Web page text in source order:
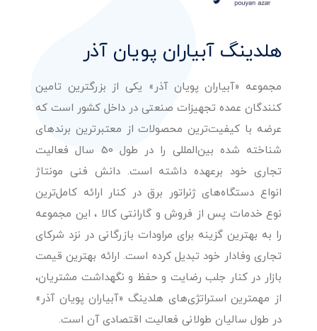
هلدینگ آبیاران پویان آذر
مجموعه «آبیاران پویان آذر» یکی از بزرگترین تامین
کنندگان عمده تجهیزات صنعتی در داخل کشور است که
عرضه با کیفیت‌ترین محصولات از معتبرترین برندهای
شناخته شده بین‌المللی را در طول 50 سال فعالیت
تجاری خود برعهده داشته است. دانش فنی مونتاژ
انواع دستگاه‌های ژنراتور برق در کنار ارائه کامل‌ترین
نوع خدمات پس از فروش و گارانتی کالا ، این مجموعه
را به بهترین گزینه برای مراودات بازرگانی در نزد شرکای
تجاری وفادار خود تبدیل کرده است. ارائه بهترین قیمت
بازار در کنار جلب رضایت و حفظ و نگهداشت مشتریان،
از مهمترین استراتژی‌های هلدینگ «آبیاران پویان آذر»
در طول سالیان طولانی فعالیت اقتصادی آن است.